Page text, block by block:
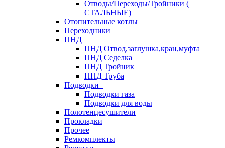
Отводы/Переходы/Тройники (
СТАЛЬНЫЕ)
Отопительные котлы
Переходники
ПНД
ПНД Отвод,заглушка,кран,муфта
ПНД Седелка
ПНД Тройник
ПНД Труба
Подводки
Подводки газа
Подводки для воды
Полотенцесушители
Прокладки
Прочее
Ремкомплекты